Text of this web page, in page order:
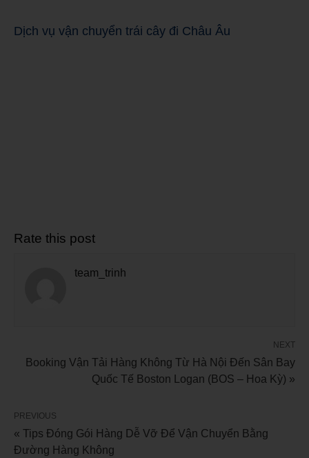
Dịch vụ vận chuyển trái cây đi Châu Âu
Rate this post
team_trinh
NEXT
Booking Vận Tải Hàng Không Từ Hà Nội Đến Sân Bay
Quốc Tế Boston Logan (BOS – Hoa Kỳ) »
PREVIOUS
« Tips Đóng Gói Hàng Dễ Vỡ Để Vận Chuyển Bằng
Đường Hàng Không